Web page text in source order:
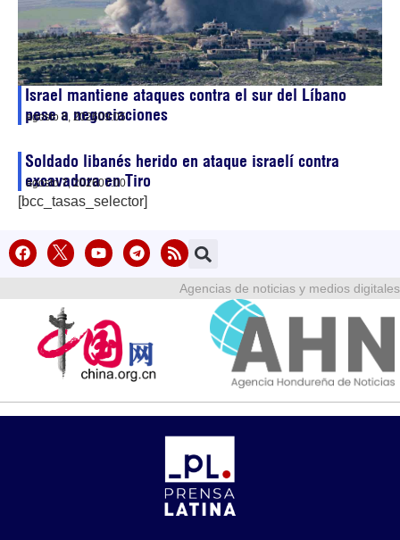
Israel mantiene ataques contra el sur del Líbano
pese a negociaciones
agosto 8, 202609:05
Soldado libanés herido en ataque israelí contra
excavadora en Tiro
agosto 7, 202607:00
[bcc_tasas_selector]
Agencias de noticias y medios digitales